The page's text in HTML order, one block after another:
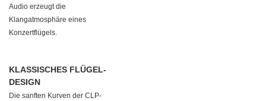
Audio erzeugt die
Klangatmosphäre eines
Konzertflügels.
KLASSISCHES FLÜGEL-
DESIGN
Die sanften Kurven der CLP-